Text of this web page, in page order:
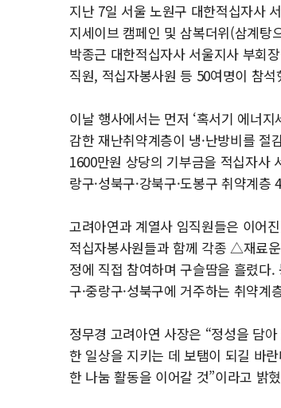
지난 7일 서울 노원구 대한적십자사
지세이브 캠페인 및 삼복더위(삼계탕
박종근 대한적십자사 서울지사 부회
직원, 적십자봉사원 등 50여명이 참석
이날 행사에서는 먼저 ‘혹서기 에너
감한 재난취약계층이 냉·난방비를
1600만원 상당의 기부금을 적십자사
랑구·성북구·강북구·도봉구 취약계
고려아연과 계열사 임직원들은 이어
적십자봉사원들과 함께 각종 △재료
정에 직접 참여하며 구슬땀을 흘렸다
구·중랑구·성북구에 거주하는 취약계
정무경 고려아연 사장은 “정성을 담
한 일상을 지키는 데 보탬이 되길 바
한 나눔 활동을 이어갈 것”이라고 밝